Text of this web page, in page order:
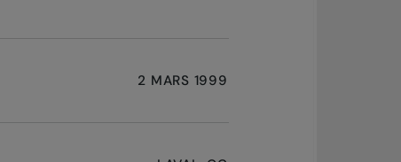
2 MARS 1999